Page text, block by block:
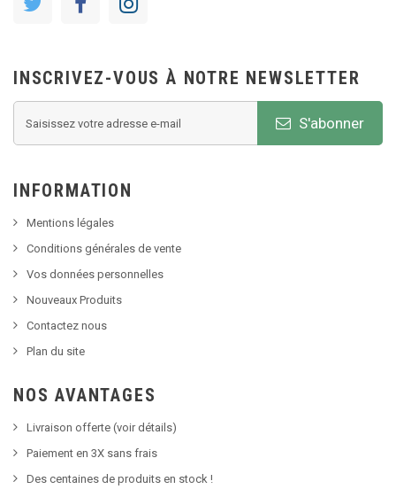
INSCRIVEZ-VOUS À NOTRE NEWSLETTER
S'abonner
INFORMATION
Mentions légales
Conditions générales de vente
Vos données personnelles
Nouveaux Produits
Contactez nous
Plan du site
NOS AVANTAGES
Livraison offerte (voir détails)
Paiement en 3X sans frais
Des centaines de produits en stock !